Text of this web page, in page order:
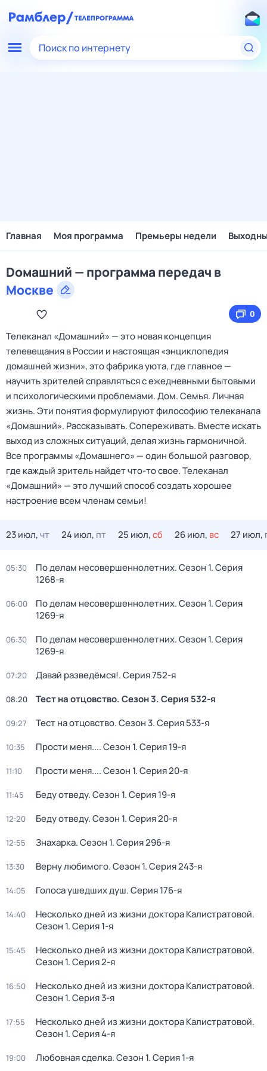
Поиск по интернету
Главная Моя программа Премьеры недели
Dомашний — программа передач в
Москве
0
Телеканал «Домашний» — это новая концепция
телевещания в России и настоящая «энциклопедия
домашней жизни», это фабрика уюта, где главное —
научить зрителей справляться с ежедневными бытовыми
и психологическими проблемами. Дом. Семья. Личная
жизнь. Эти понятия формулируют философию телеканала
«Домашний». Рассказывать. Сопереживать. Вместе искать
выход из сложных ситуаций, делая жизнь гармоничной.
Все программы «Домашнего» — один большой разговор,
где каждый зритель найдет что‑то свое. Телеканал
«Домашний» — это лучший способ создать хорошее
настроение всем членам семьи!
23 июл,чт 24 июл, пт 25 июл,сб 26 июл, вс 27 июл,
05:30 По делам несовершеннолетних. Сезон 1. Серия
1268-я
06:00 По делам несовершеннолетних. Сезон 1. Серия
1269-я
06:30 По делам несовершеннолетних. Сезон 1. Серия
1269-я
07:20 Давай рaзвeдёмся!. Серия 752-я
08:20 Тест на отцовство. Сезон 3. Серия 532-я
09:27 Тест на отцовство. Сезон 3. Серия 533-я
10:35 Прости меня.... Сезон 1. Серия 19-я
11:10 Прости меня.... Сезон 1. Серия 20-я
11:45 Беду отведу. Сезон 1. Серия 19-я
12:20 Беду отведу. Сезон 1. Серия 20-я
12:55 Знaхaрка. Сезон 1. Серия 296-я
13:30 Bерну любимогo. Сезон 1. Серия 243-я
14:05 Голocа ушедших душ. Серия 176-я
14:40 Несколько дней из жизни доктора Калистратовой.
Сезон 1. Серия 1-я
15:45 Несколько дней из жизни доктора Калистратовой.
Сезон 1. Серия 2-я
16:50 Несколько дней из жизни доктора Калистратовой.
Сезон 1. Серия 3-я
17:55 Несколько дней из жизни доктора Калистратовой.
Сезон 1. Серия 4-я
19:00 Любовная сделка. Сезон 1. Серия 1-я